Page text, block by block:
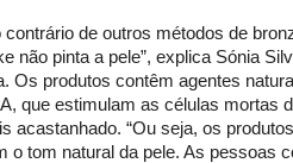
contrário de outros métodos de
não pinta a pele”, explica Sónia
Os produtos contêm agentes
que estimulam as células mortas
acastanhado. “Ou seja, os
o tom natural da pele. As pessoas